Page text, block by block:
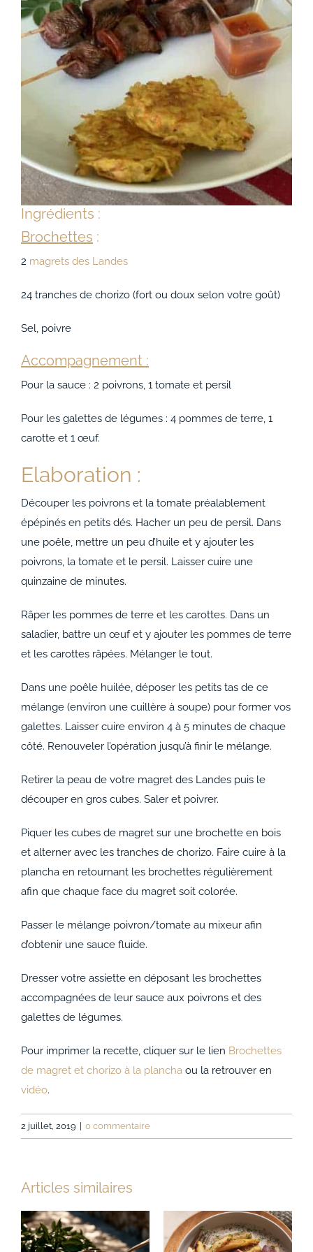
ACCOMPAGNEMENTS
AVANTAGES
Ingrédients :
Brochettes :
2 magrets des Landes
24 tranches de chorizo (fort ou doux selon votre goût)
Sel, poivre
Accompagnement :
Pour la sauce : 2 poivrons, 1 tomate et persil
Pour les galettes de légumes : 4 pommes de terre, 1
carotte et 1 œuf.
Elaboration :
Découper les poivrons et la tomate préalablement
épépinés en petits dés. Hacher un peu de persil. Dans
une poêle, mettre un peu d’huile et y ajouter les
poivrons, la tomate et le persil. Laisser cuire une
quinzaine de minutes.
Râper les pommes de terre et les carottes. Dans un
saladier, battre un œuf et y ajouter les pommes de terre
et les carottes râpées. Mélanger le tout.
Dans une poêle huilée, déposer les petits tas de ce
mélange (environ une cuillère à soupe) pour former vos
galettes. Laisser cuire environ 4 à 5 minutes de chaque
côté. Renouveler l’opération jusqu’à finir le mélange.
Retirer la peau de votre magret des Landes puis le
découper en gros cubes. Saler et poivrer.
Piquer les cubes de magret sur une brochette en bois
et alterner avec les tranches de chorizo. Faire cuire à la
plancha en retournant les brochettes régulièrement
afin que chaque face du magret soit colorée.
Passer le mélange poivron/tomate au mixeur afin
d’obtenir une sauce fluide.
Dresser votre assiette en déposant les brochettes
accompagnées de leur sauce aux poivrons et des
galettes de légumes.
Pour imprimer la recette, cliquer sur le lien Brochettes
de magret et chorizo à la plancha ou la retrouver en
vidéo.
2 juillet, 2019 | 0 commentaire
Articles similaires